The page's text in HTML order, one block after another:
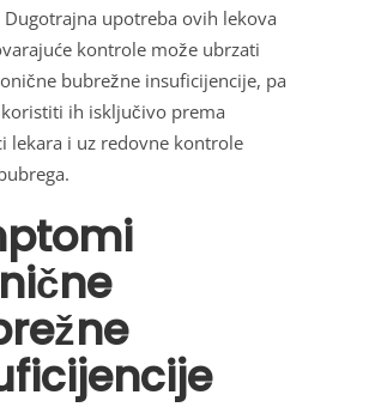
Dugotrajna upotreba ovih lekova
kontrole može ubrzati
bubrežne insuficijencije, pa
ih isključivo prema
lekara i uz redovne kontrole